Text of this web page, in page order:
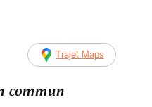
Trajet Maps
commun